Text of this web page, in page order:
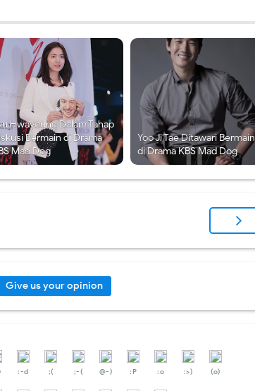
Hwayoung Dalam Tahap
Bermain di Drama
Mad Dog
Yoo Ji Tae Ditawari Bermain
di Drama KBS Mad Dog
Give us your opinion
:-d ;( ;-( @-) :P :o :>) (o)